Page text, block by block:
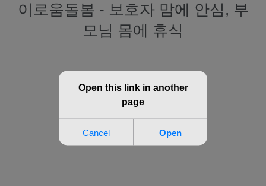
이로움돌봄 - 보호자 맘에 안심, 부
모님 몸에 휴식